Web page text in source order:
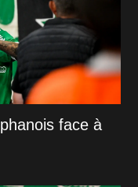
face à